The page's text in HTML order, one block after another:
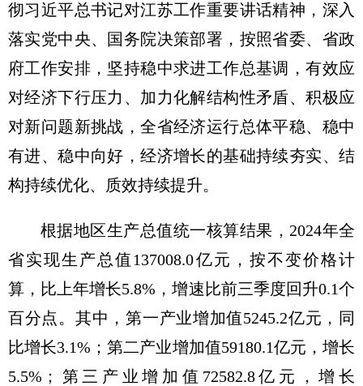
彻习近平总书记对江苏工作重要讲话精神，深入
落实党中央、国务院决策部署，按照省委、省政
府工作安排，坚持稳中求进工作总基调，有效应
对经济下行压力、加力化解结构性矛盾、积极应
对新问题新挑战，全省经济运行总体平稳、稳中
有进、稳中向好，经济增长的基础持续夯实、结
构持续优化、质效持续提升。
根据地区生产总值统一核算结果，2024年全
省实现生产总值137008.0亿元，按不变价格计
算，比上年增长5.8%，增速比前三季度回升0.1个
百分点。其中，第一产业增加值5245.2亿元，同
比增长3.1%；第二产业增加值59180.1亿元，增长
5.5%；第三产业增加值72582.8亿元，增长